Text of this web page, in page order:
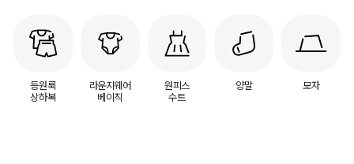
등원룩
상하복
라운지웨어
베이직
원피스
수트
양말 모자